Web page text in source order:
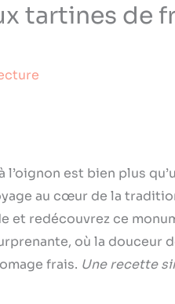
tartines de
est bien plus
au cœur de la
et redécouvrez ce
où la douceur
frais. Une recette